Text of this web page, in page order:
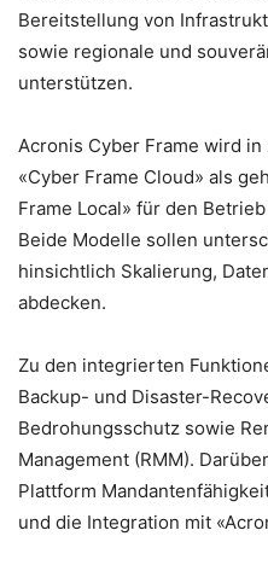
Bereitstellung von
sowie regionale und
unterstützen.
Acronis Cyber Frame wird
«Cyber Frame Cloud» als
Frame Local» für den
Beide Modelle sollen
hinsichtlich Skalierung,
abdecken.
Zu den integrierten
Backup- und Disaster-
Bedrohungsschutz sowie
Management (RMM).
Plattform
und die Integration mit